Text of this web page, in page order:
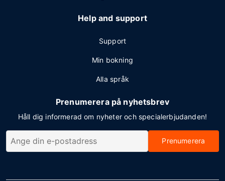
Help and support
Support
Min bokning
Alla språk
Prenumerera på nyhetsbrev
Håll dig informerad om nyheter och specialerbjudanden!
Prenumerera